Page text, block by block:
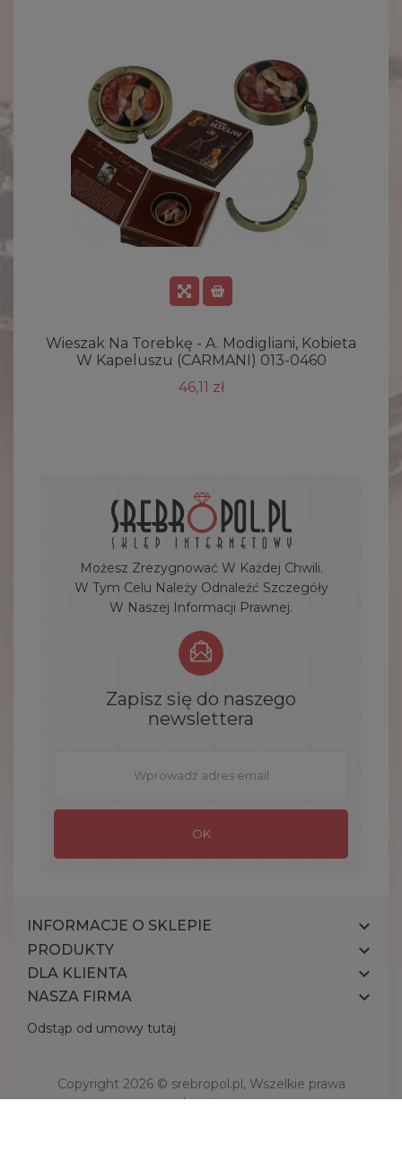
Wieszak Na Torebkę - A. Modigliani, Kobieta
W Kapeluszu (CARMANI) 013-0460
46,11 zł
Możesz Zrezygnować W Każdej Chwili.
W Tym Celu Należy Odnaleźć Szczegóły
W Naszej Informacji Prawnej.
Zapisz się do naszego
newslettera
INFORMACJE O SKLEPIE 
PRODUKTY 
DLA KLIENTA 
NASZA FIRMA 
Odstąp od umowy tutaj
Copyright 2026 © srebropol.pl, Wszelkie prawa
zastrzeżone.